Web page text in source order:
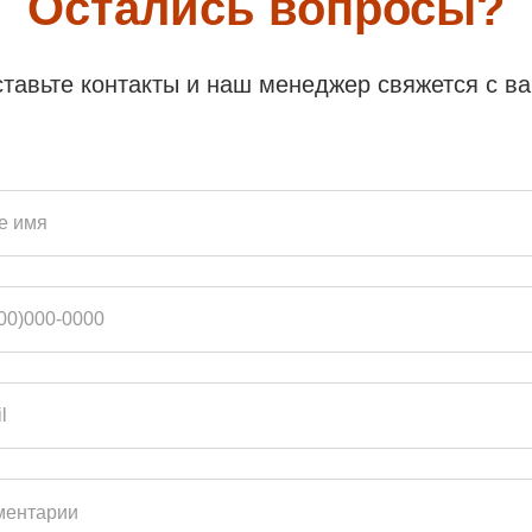
контакты и наш менеджер свяжется с